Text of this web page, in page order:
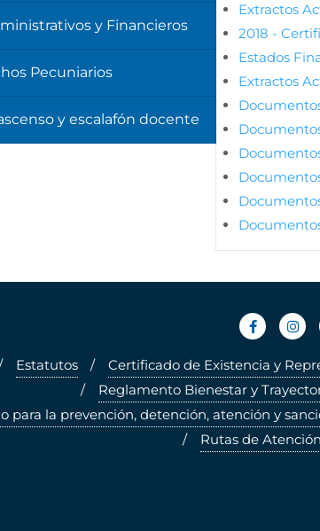
y Financieros
Pecuniarios
y escalafón docente
Extractos
2018 -
Estados
Extractos
Estatutos Certificado de Existencia y
Reglamento Bienestar y
para la prevención, detención, atención y
Rutas de